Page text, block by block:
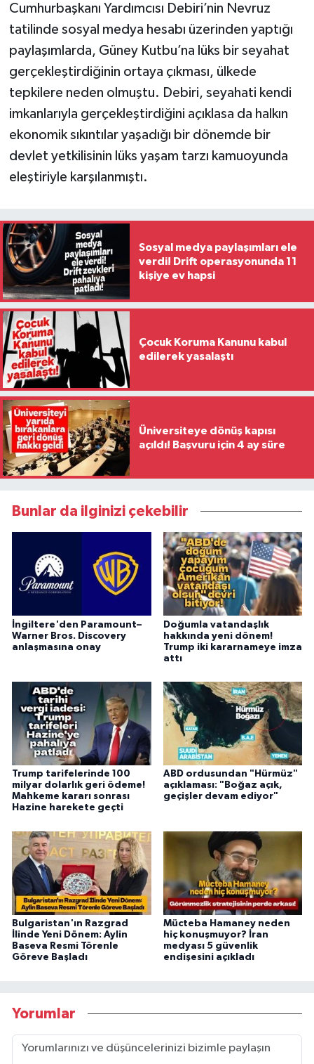
Cumhurbaşkanı Yardımcısı Debiri’nin Nevruz
tatilinde sosyal medya hesabı üzerinden yaptığı
paylaşımlarda, Güney Kutbu’na lüks bir seyahat
gerçekleştirdiğinin ortaya çıkması, ülkede
tepkilere neden olmuştu. Debiri, seyahati kendi
imkanlarıyla gerçekleştirdiğini açıklasa da halkın
ekonomik sıkıntılar yaşadığı bir dönemde bir
devlet yetkilisinin lüks yaşam tarzı kamuoyunda
eleştiriyle karşılanmıştı.
Sosyal medya paylaşımları ele
verdi! Drift operasyonunda 11
kişiye ev hapsi
Çocuk Koruma Kanunu kabul
edilerek yasalaştı
Üniversiteye dönüş kapısı
açıldı! Başvuru için 4 ay süre
Bunlar da ilginizi çekebilir
İngiltere'den Paramount–
Warner Bros. Discovery
anlaşmasına onay
Doğumla vatandaşlık
hakkında yeni dönem!
Trump iki kararnameye imza
attı
Trump tarifelerinde 100
milyar dolarlık geri ödeme!
Mahkeme kararı sonrası
Hazine harekete geçti
ABD ordusundan "Hürmüz"
açıklaması: "Boğaz açık,
geçişler devam ediyor"
Bulgaristan'ın Razgrad
İlinde Yeni Dönem: Aylin
Baseva Resmi Törenle
Göreve Başladı
Mücteba Hamaney neden
hiç konuşmuyor? İran
medyası 5 güvenlik
endişesini açıkladı
Yorumlar